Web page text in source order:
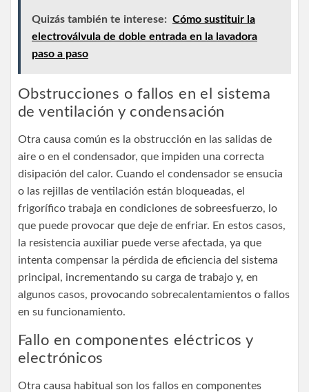
Quizás también te interese: Cómo sustituir la
electroválvula de doble entrada en la lavadora
paso a paso
Obstrucciones o fallos en el sistema
de ventilación y condensación
Otra causa común es la obstrucción en las salidas de
aire o en el condensador, que impiden una correcta
disipación del calor. Cuando el condensador se ensucia
o las rejillas de ventilación están bloqueadas, el
frigorífico trabaja en condiciones de sobreesfuerzo, lo
que puede provocar que deje de enfriar. En estos casos,
la resistencia auxiliar puede verse afectada, ya que
intenta compensar la pérdida de eficiencia del sistema
principal, incrementando su carga de trabajo y, en
algunos casos, provocando sobrecalentamientos o fallos
en su funcionamiento.
Fallo en componentes eléctricos y
electrónicos
Otra causa habitual son los fallos en componentes